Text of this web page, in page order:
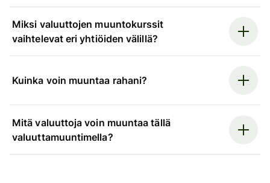
Miksi valuuttojen muuntokurssit
vaihtelevat eri yhtiöiden välillä?
Kuinka voin muuntaa rahani?
Mitä valuuttoja voin muuntaa tällä
valuuttamuuntimella?